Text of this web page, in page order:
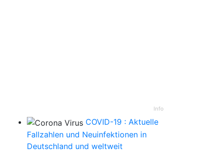
Info
COVID-19 : Aktuelle
Fallzahlen und Neuinfektionen in
Deutschland und weltweit